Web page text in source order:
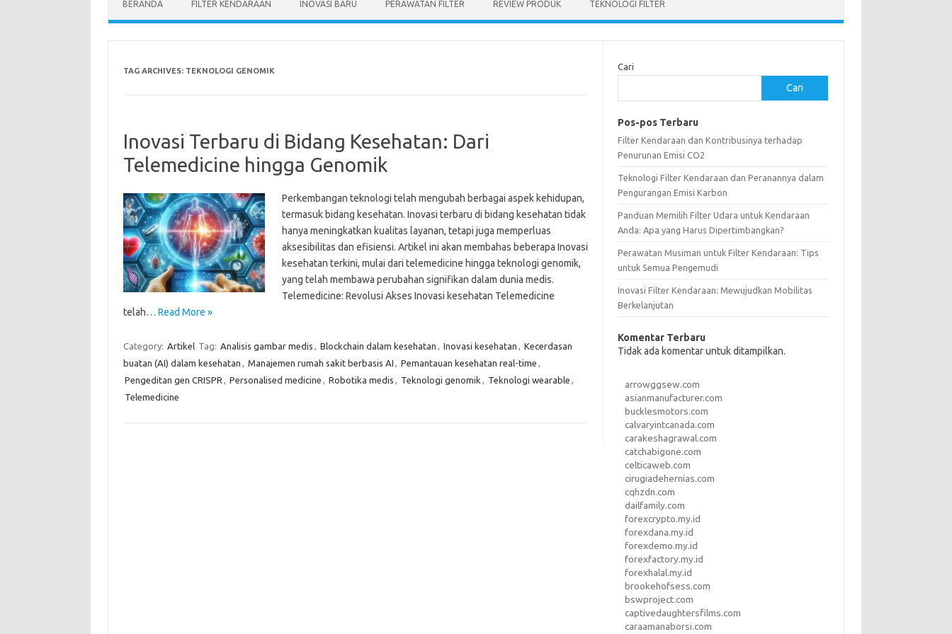
BERANDA FILTER KENDARAAN INOVASI BARU PERAWATAN FILTER REVIEW PRODUK TEKNOLOGI FILTER
TAG ARCHIVES: TEKNOLOGI GENOMIK
Inovasi Terbaru di Bidang Kesehatan: Dari
Telemedicine hingga Genomik
Perkembangan teknologi telah mengubah berbagai aspek kehidupan,
termasuk bidang kesehatan. Inovasi terbaru di bidang kesehatan tidak
hanya meningkatkan kualitas layanan, tetapi juga memperluas
aksesibilitas dan efisiensi. Artikel ini akan membahas beberapa Inovasi
kesehatan terkini, mulai dari telemedicine hingga teknologi genomik,
yang telah membawa perubahan signifikan dalam dunia medis.
Telemedicine: Revolusi Akses Inovasi kesehatan Telemedicine
telah… Read More »
Category: Artikel Tag: Analisis gambar medis , Blockchain dalam kesehatan , Inovasi kesehatan , Kecerdasan
buatan (AI) dalam kesehatan , Manajemen rumah sakit berbasis AI , Pemantauan kesehatan real-time ,
Pengeditan gen CRISPR , Personalised medicine , Robotika medis , Teknologi genomik , Teknologi wearable ,
Telemedicine
Cari
Cari
Pos-pos Terbaru
Filter Kendaraan dan Kontribusinya terhadap
Penurunan Emisi CO2
Teknologi Filter Kendaraan dan Peranannya dalam
Pengurangan Emisi Karbon
Panduan Memilih Filter Udara untuk Kendaraan
Anda: Apa yang Harus Dipertimbangkan?
Perawatan Musiman untuk Filter Kendaraan: Tips
untuk Semua Pengemudi
Inovasi Filter Kendaraan: Mewujudkan Mobilitas
Berkelanjutan
Komentar Terbaru
Tidak ada komentar untuk ditampilkan.
arrowggsew.com
asianmanufacturer.com
bucklesmotors.com
calvaryintcanada.com
carakeshagrawal.com
catchabigone.com
celticaweb.com
cirugiadehernias.com
cqhzdn.com
dailfamily.com
forexcrypto.my.id
forexdana.my.id
forexdemo.my.id
forexfactory.my.id
forexhalal.my.id
brookehofsess.com
bswproject.com
captivedaughtersfilms.com
caraamanaborsi.com